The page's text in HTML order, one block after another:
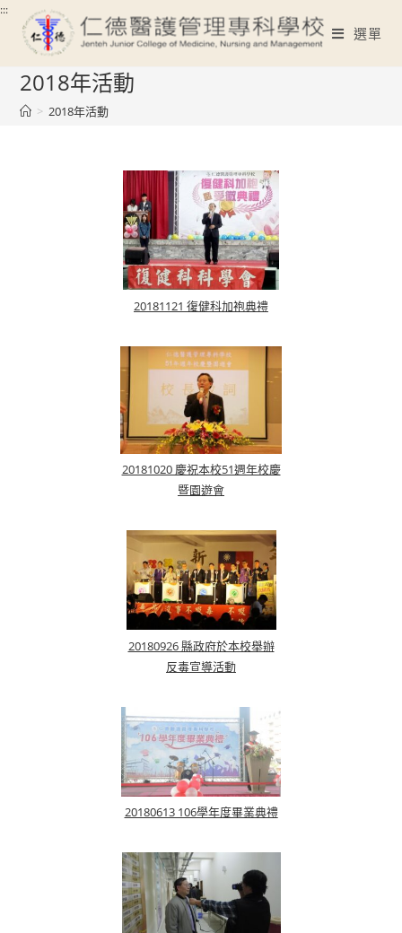
Skip
content
:::
選單
2018年活動
> 2018年活動
20181121 復健科加袍典禮
20181020 慶祝本校51週年校慶
暨園遊會
20180926 縣政府於本校舉辦
反毒宣導活動
20180613 106學年度畢業典禮